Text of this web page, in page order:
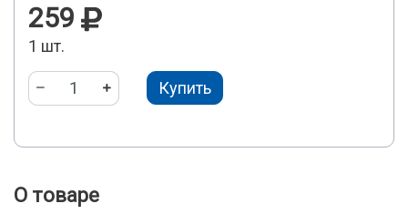
259
1 шт.
Купить
О товаре